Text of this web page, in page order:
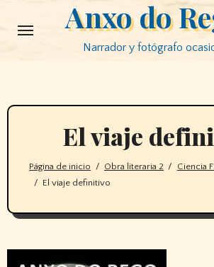
al
Anxo do
Narrador y fotógrafo
El viaje
Página de inicio Obra literaria 2
Ciencia
El viaje definitivo